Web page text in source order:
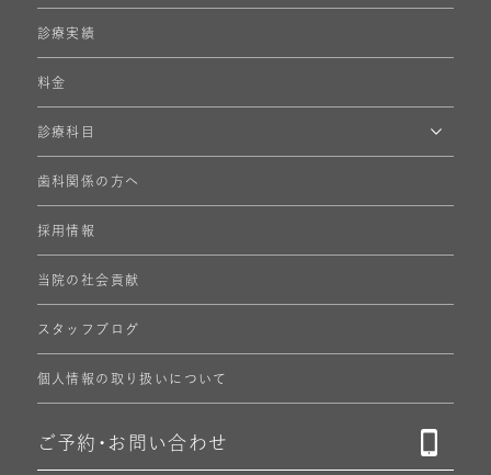
診療実績
料金
診療科目
歯科関係の方へ
採用情報
当院の社会貢献
スタッフブログ
個人情報の 取り扱いについて
ご予約・ お問い合わせ